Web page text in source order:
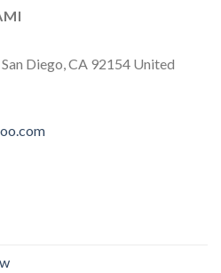
Diego, CA 92154 United